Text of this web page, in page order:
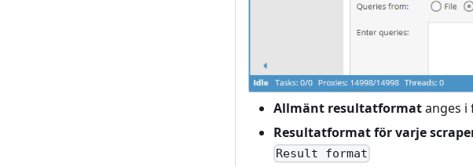
Allmänt resultatformatanges i
Resultatformat för varje
Result format